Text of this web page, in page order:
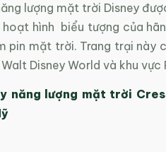
lượng mặt trời Disney
hoạt hình biểu tượng của
pin mặt trời. Trang trại này
Disney World và khu
năng lượng mặt trời